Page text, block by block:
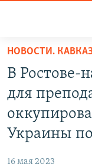
доступа
основному
содержанию
Вернутся
АВТОРСКИЕ
ЦИТАТЫ
НОВОСТИ.
В Ростове-
для
Украины
16 мая 2023